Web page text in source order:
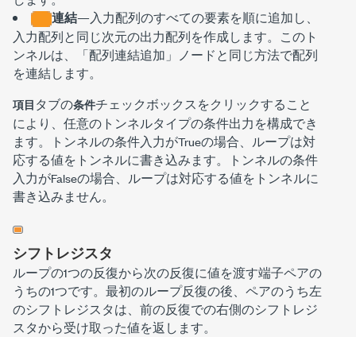
連結—入力配列のすべての要素を順に追加し、
入力配列と同じ次元の出力配列を作成します。このト
ンネルは、「配列連結追加 」ノードと同じ方法で配列
を連結します。
項目タブの条件チェックボックスをクリックすること
により、任意のトンネルタイプの条件出力を構成でき
ます。トンネルの条件入力がTrueの場合、ループは対
応する値をトンネルに書き込みます。トンネルの条件
入力がFalseの場合、ループは対応する値をトンネルに
書き込みません。
シフトレジスタ
ループの1つの反復から次の反復に値を渡す端子ペアの
うちの1つです。 最初のループ反復の後、ペアのうち左
のシフトレジスタは、前の反復での右側のシフトレジ
スタから受け取った値を返します。